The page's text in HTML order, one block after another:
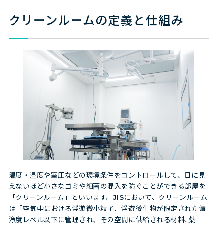
クリーンルームの定義と仕組み
温度・湿度や室圧などの環境条件をコントロールして、目に見
えないほど小さなゴミや細菌の混入を防ぐことができる部屋を
「クリーンルーム」といいます。JISにおいて、クリーンルーム
は「空気中における浮遊微小粒子、浮遊微生物が限定された清
浄度レベル以下に管理され、その空間に供給される材料､薬